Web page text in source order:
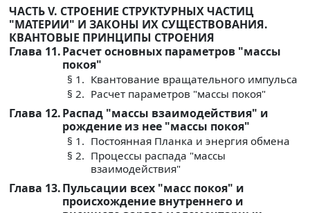
ЧАСТЬ V. СТРОЕНИЕ СТРУКТУРНЫХ ЧАСТИЦ
"МАТЕРИИ" И ЗАКОНЫ ИХ СУЩЕСТВОВАНИЯ.
КВАНТОВЫЕ ПРИНЦИПЫ СТРОЕНИЯ
Глава 11.Расчет основных параметров "массы
покоя"
§ 1. Квантование вращательного импульса
§ 2. Расчет параметров "массы покоя"
Глава 12.Распад "массы взаимодействия" и
рождение из нее "массы покоя"
§ 1. Постоянная Планка и энергия обмена
§ 2. Процессы распада "массы
взаимодействия"
Глава 13.Пульсации всех "масс покоя" и
происхождение внутреннего и